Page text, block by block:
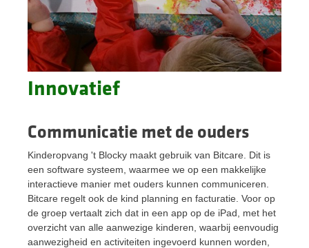
Innovatief
Communicatie met de ouders
Kinderopvang 't Blocky maakt gebruik van Bitcare. Dit is
een software systeem, waarmee we op een makkelijke
interactieve manier met ouders kunnen communiceren.
Bitcare regelt ook de kind planning en facturatie. Voor op
de groep vertaalt zich dat in een app op de iPad, met het
overzicht van alle aanwezige kinderen, waarbij eenvoudig
aanwezigheid en activiteiten ingevoerd kunnen worden,